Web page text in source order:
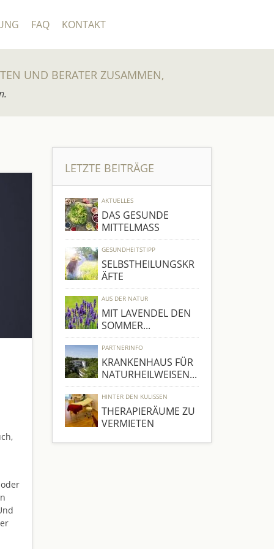
FAQ KONTAKT
UND BERATER ZUSAMMEN,
LETZTE BEITRÄGE
AKTUELLES
DAS GESUNDE
MITTELMASS
GESUNDHEITSTIPP
SELBSTHEILUNGSKR
ÄFTE
AUS DER NATUR
MIT LAVENDEL DEN
SOMMER...
PARTNERINFO
KRANKENHAUS FÜR
NATURHEILWEISEN...
HINTER DEN KULISSEN
THERAPIERÄUME ZU
VERMIETEN